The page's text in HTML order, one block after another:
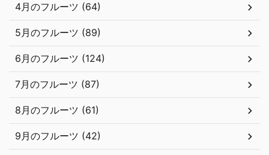
4月のフルーツ (64)
5月のフルーツ (89)
6月のフルーツ (124)
7月のフルーツ (87)
8月のフルーツ (61)
9月のフルーツ (42)